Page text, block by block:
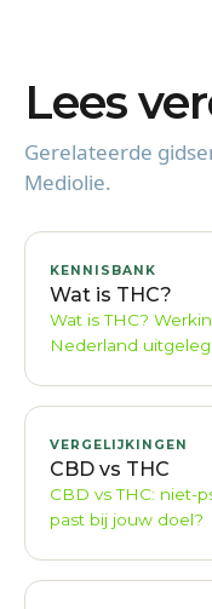
Lees
Gerelateerde
Mediolie.
KENNISBANK
Wat is THC?
Wat is THC?
Nederland
VERGELIJKINGEN
CBD vs THC
CBD vs THC: niet-
past bij jouw doel?